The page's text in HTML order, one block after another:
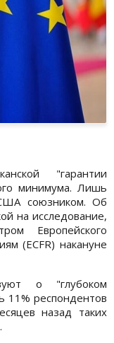
"гарантии
минимума. Лишь
союзником. Об
на исследование,
Европейского
(ECFR) накануне
о "глубоком
респондентов
назад таких